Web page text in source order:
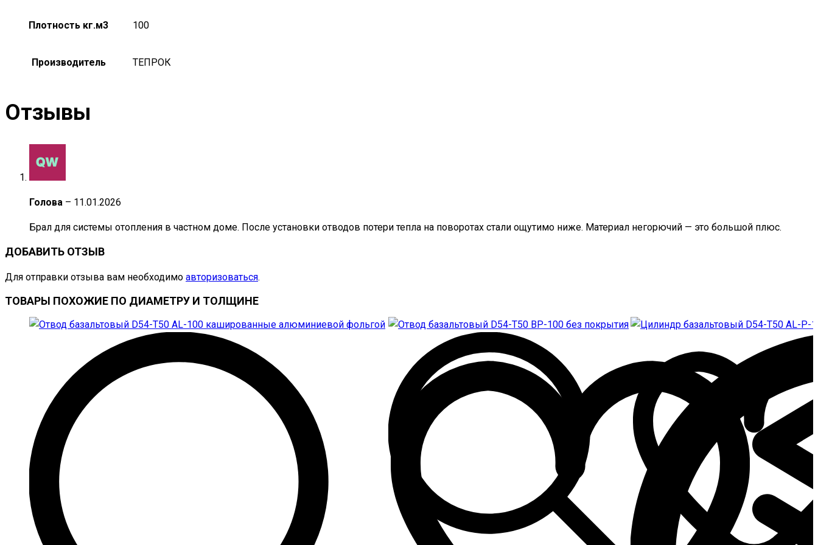
Плотность кг.м3 100
Производитель ТЕПРОК
Отзывы
Голова – 11.01.2026
Брал для системы отопления в частном доме. После установки отводов потери тепла на поворотах стали ощутимо ниже. Материал негорючий — это большой плюс.
ДОБАВИТЬ ОТЗЫВ
Для отправки отзыва вам необходимо авторизоваться.
ТОВАРЫ ПОХОЖИЕ ПО ДИАМЕТРУ И ТОЛЩИНЕ